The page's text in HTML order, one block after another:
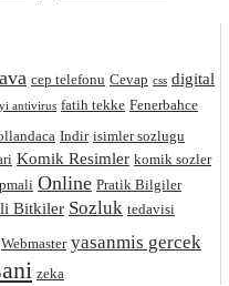
cep telefonu Cevap css digital
antivirus fatih tekke Fenerbahce
Indir isimler sozlugu
Komik Resimler komik sozler
Online Pratik Bilgiler
Bitkiler Sozluk tedavisi
Webmaster yasanmis gercek
zeka